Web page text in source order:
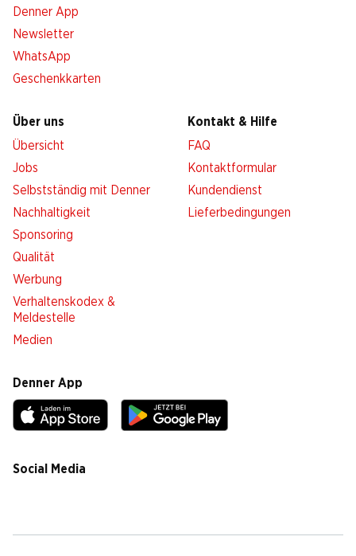
Denner App
Newsletter
WhatsApp
Geschenkkarten
Über uns
Übersicht
Jobs
Selbstständig mit Denner
Nachhaltigkeit
Sponsoring
Qualität
Werbung
Verhaltenskodex &
Meldestelle
Medien
Kontakt & Hilfe
FAQ
Kontaktformular
Kundendienst
Lieferbedingungen
Denner App
Social Media